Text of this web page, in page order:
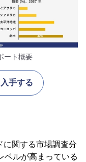
ート概要
手する
に関する市場調査分
ベルが高まっている